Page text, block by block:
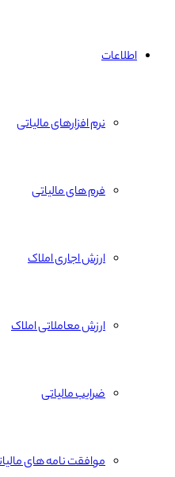
اطلاعات
نرم افزارهای مالیاتی
فرم های مالیاتی
ارزش اجاری املاک
ارزش معاملاتی املاک
ضرایب مالیاتی
موافقت نامه های